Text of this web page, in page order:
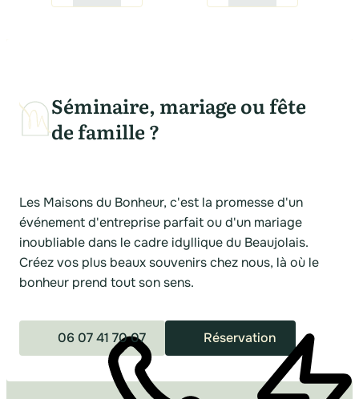
Séminaire, mariage ou fête
de famille ?
Les Maisons du Bonheur, c'est la promesse d'un
événement d'entreprise parfait ou d'un mariage
inoubliable dans le cadre idyllique du Beaujolais.
Créez vos plus beaux souvenirs chez nous, là où le
bonheur prend tout son sens.
06 07 41 70 07 Réservation